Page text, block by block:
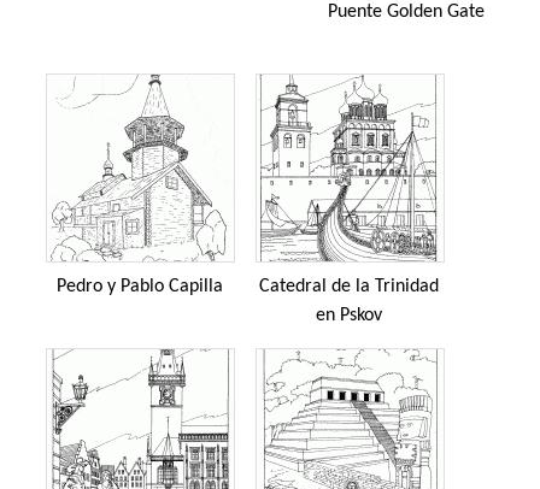
Puente Golden Gate
Pedro y Pablo Capilla
Catedral de la Trinidad
en Pskov